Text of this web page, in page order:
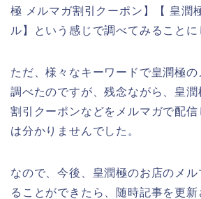
極 メルマガ割引クーポン】【 皇潤
ル】という感じで調べてみることに
ただ、様々なキーワードで皇潤極の
調べたのですが、残念ながら、皇
割引クーポンなどをメルマガで配
は分かりませんでした。
なので、今後、皇潤極のお店のメ
ることができたら、随時記事を更新